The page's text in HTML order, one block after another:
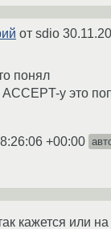
от sdio
понял
у это
+00:00
кажется или